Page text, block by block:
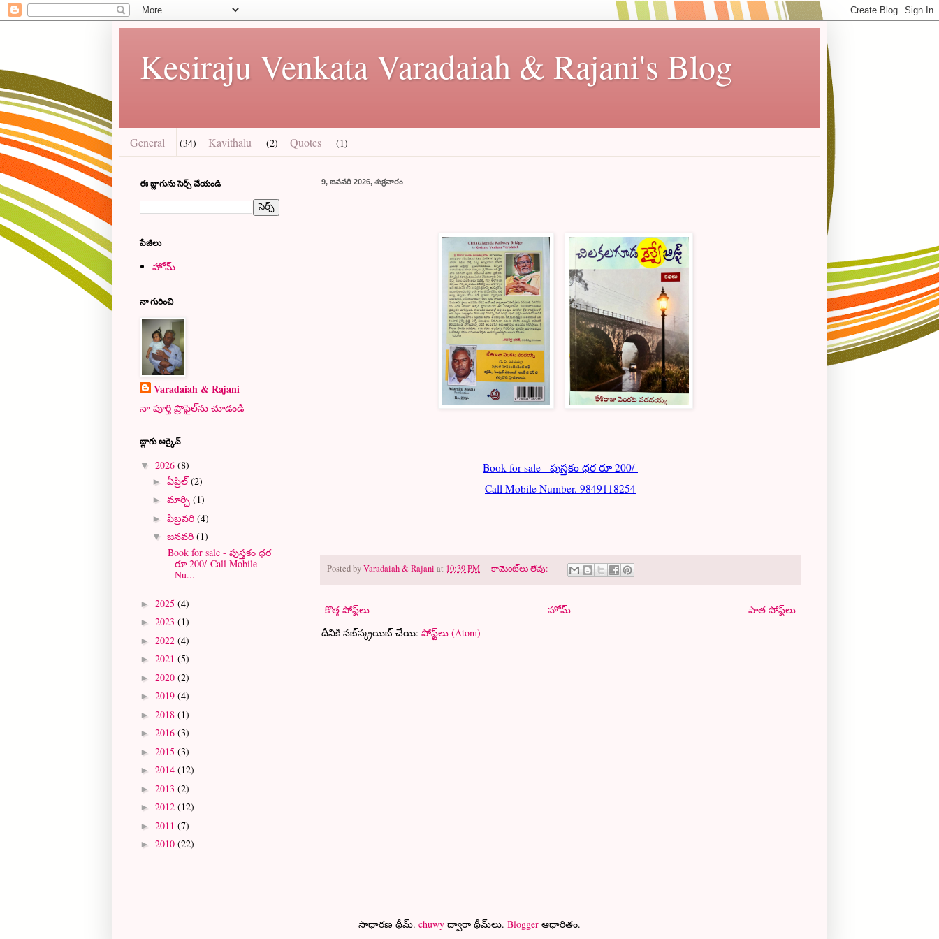
Kesiraju Venkata Varadaiah & Rajani's Blog
General (34) Kavithalu (2) Quotes (1)
9, జనవరి 2026, శుక్రవారం
Book for sale - పుస్తకం ధర రూ 200/-
Call Mobile Number. 9849118254
Posted byVaradaiah & Rajani at 10:39 PM కామెంట్‌లు లేవు:
కొత్త పోస్ట్‌లు పాత పోస్ట్‌లు
హోమ్
దీనికి సబ్‌స్క్రయిబ్ చేయి: పోస్ట్‌లు (Atom)
ఈ బ్లాగును సెర్చ్ చేయండి
పేజీలు
హోమ్
నా గురించి
Varadaiah & Rajani
నా పూర్తి ప్రొఫైల్‌ను చూడండి
బ్లాగు ఆర్కైవ్
▼ 2026 (8)
► ఏప్రిల్(2)
► మార్చి (1)
► ఫిబ్రవరి (4)
▼ జనవరి (1)
Book for sale - పుస్తకం ధర
రూ 200/-Call Mobile
Nu...
► 2025 (4)
► 2023 (1)
► 2022 (4)
► 2021 (5)
► 2020 (2)
► 2019 (4)
► 2018 (1)
► 2016 (3)
► 2015 (3)
► 2014 (12)
► 2013 (2)
► 2012 (12)
► 2011 (7)
► 2010 (22)
సాధారణ థీమ్. chuwy ద్వారా థీమ్‌లు. Blogger ఆధారితం.